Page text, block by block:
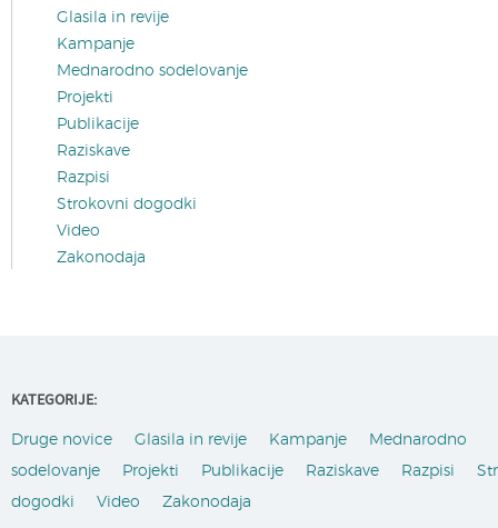
Glasila in revije
Kampanje
Mednarodno sodelovanje
Projekti
Publikacije
Raziskave
Razpisi
Strokovni dogodki
Video
Zakonodaja
KATEGORIJE:
Druge novice Glasila in revije Kampanje
Mednarodno
sodelovanje
Projekti Publikacije Raziskave Razpisi
dogodki
Video Zakonodaja